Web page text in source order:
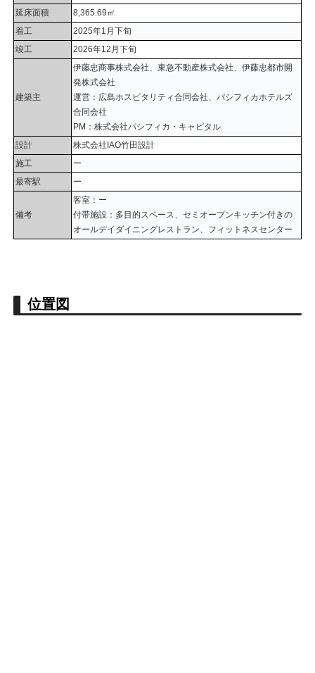
延床面積
8,365.69㎡
着工
2025年1月下旬
竣工
2026年12月下旬
建築主
伊藤忠商事株式会社、東急不動産株式会社、伊藤忠都市開
発株式会社
運営：広島ホスピタリティ合同会社、パシフィカホテルズ
合同会社
PM：株式会社パシフィカ・キャピタル
設計
株式会社IAO竹田設計
施工
ー
最寄駅
ー
備考
客室：ー
付帯施設：多目的スペース、セミオープンキッチン付きの
オールデイダイニングレストラン、フィットネスセンター
位置図